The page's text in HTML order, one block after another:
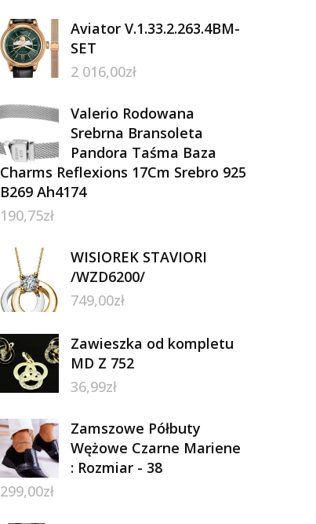
Aviator V.1.33.2.263.4BM-
SET
2 016,00zł
Valerio Rodowana
Srebrna Bransoleta
Pandora Taśma Baza
Charms Reflexions 17Cm Srebro 925
B269 Ah4174
190,75zł
WISIOREK STAVIORI
/WZD6200/
749,00zł
Zawieszka od kompletu
MD Z 752
36,99zł
Zamszowe Półbuty
Wężowe Czarne Mariene
: Rozmiar - 38
299,00zł